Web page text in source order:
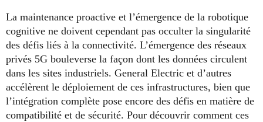
La maintenance proactive et l’émergence de la robotique
cognitive ne doivent cependant pas occulter la singularité
des défis liés à la connectivité. L’émergence des réseaux
privés 5G bouleverse la façon dont les données circulent
dans les sites industriels. General Electric et d’autres
accélèrent le déploiement de ces infrastructures, bien que
l’intégration complète pose encore des défis en matière de
compatibilité et de sécurité. Pour découvrir comment ces